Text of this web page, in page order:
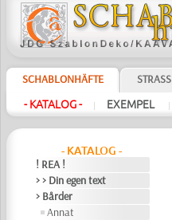
SCHABLONHÄFTE STRASS
- KATALOG - | EXEMPEL |
- KATALOG -
! REA !
> > Din egen text
> Bårder
Annat